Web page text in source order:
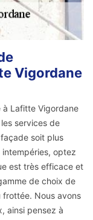
Vigordane
Lafitte Vigordane
services de
soit plus
optez
est très efficace et
de choix de
frottée. Nous avons
ainsi pensez à